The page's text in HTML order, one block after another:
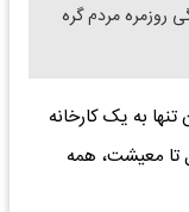
روزمره مردم گره
به یک کارخانه
تا معیشت، همه